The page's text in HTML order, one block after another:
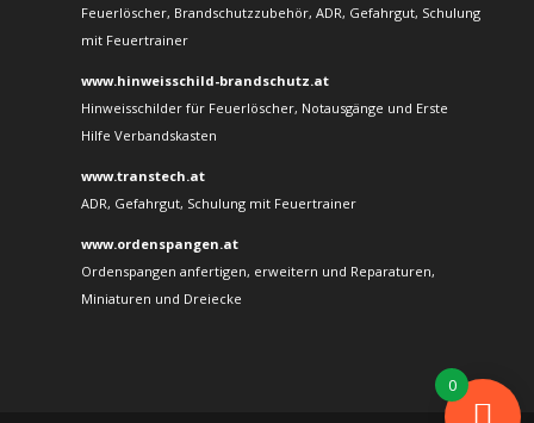
Feuerlöscher, Brandschutzzubehör, ADR, Gefahrgut, Schulung
mit Feuertrainer
www.hinweisschild-brandschutz.at
Hinweisschilder für Feuerlöscher, Notausgänge und Erste
Hilfe Verbandskasten
www.transtech.at
ADR, Gefahrgut, Schulung mit Feuertrainer
www.ordenspangen.at
Ordenspangen anfertigen, erweitern und Reparaturen,
Miniaturen und Dreiecke
0